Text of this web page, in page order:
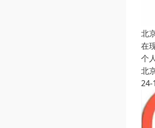
北
在
个
北
24-